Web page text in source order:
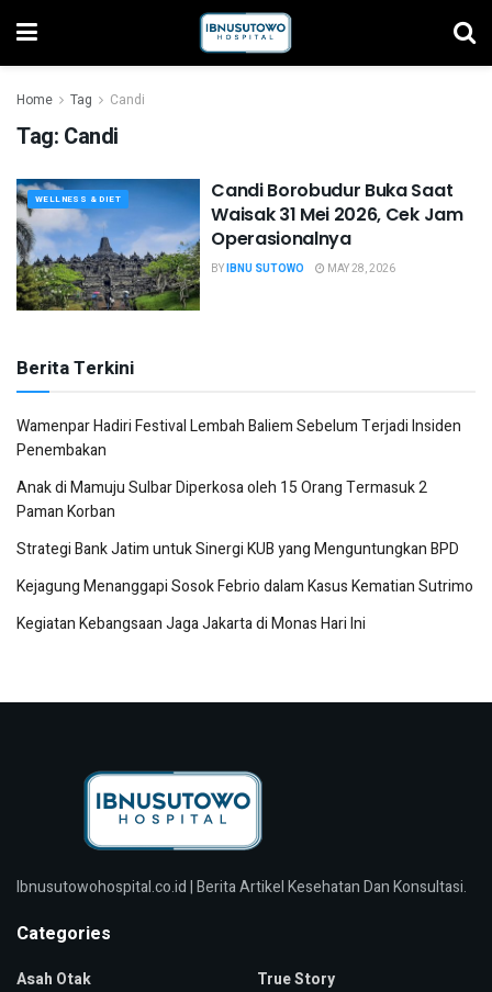
Home Tag Candi
Tag: Candi
WELLNESS & DIET
Candi Borobudur Buka Saat
Waisak 31 Mei 2026, Cek Jam
Operasionalnya
BYIBNU SUTOWO MAY 28, 2026
Berita Terkini
Wamenpar Hadiri Festival Lembah Baliem Sebelum Terjadi Insiden
Penembakan
Anak di Mamuju Sulbar Diperkosa oleh 15 Orang Termasuk 2
Paman Korban
Strategi Bank Jatim untuk Sinergi KUB yang Menguntungkan BPD
Kejagung Menanggapi Sosok Febrio dalam Kasus Kematian Sutrimo
Kegiatan Kebangsaan Jaga Jakarta di Monas Hari Ini
Ibnusutowohospital.co.id | Berita Artikel Kesehatan Dan Konsultasi.
Categories
Asah Otak
True Story